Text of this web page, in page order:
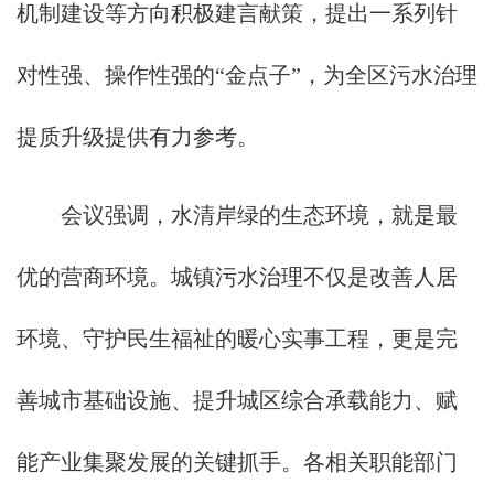
机制建设等方向积极建言献策，提出一系列针
对性强、操作性强的“金点子”，为全区污水治理
提质升级提供有力参考。
会议强调，水清岸绿的生态环境，就是最
优的营商环境。城镇污水治理不仅是改善人居
环境、守护民生福祉的暖心实事工程，更是完
善城市基础设施、提升城区综合承载能力、赋
能产业集聚发展的关键抓手。各相关职能部门